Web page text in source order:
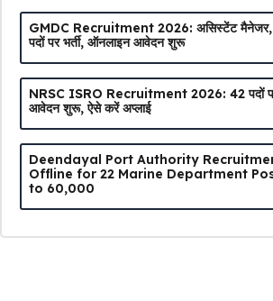
GMDC Recruitment 2026: असिस्टेंट मैनेजर,
पदों पर भर्ती, ऑनलाइन आवेदन शुरू
NRSC ISRO Recruitment 2026: 42 पदों पर
आवेदन शुरू, ऐसे करें अप्लाई
Deendayal Port Authority
Offline for 22 Marine Department
to ₹60,000